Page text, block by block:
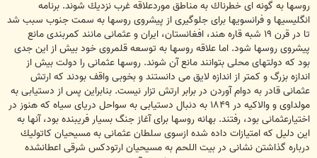
روسها به گونه اى خطرناك به مناطق موردعلاقه غرب نزديك شوند. برنامه
انگليسيها و فرانسويها براى جلوگيرى از پيشروى روسها به سمت جنوب سبب شد
تا در قرن ۱۹ شبه قاره هند، افغانستان، ايران و عثمانى مانند كمربندى مانع
پيشروى روسها شود. اما علاقه روسها به توسعه قلمروى خود بيش از اين جدى
بود كه دولتهاى محلى بتوانند مانع آن شوند. روسها عثمانى را دولت بيش از
اندازه بزرگ و كمتر از اندازه لايق مى دانستند و بخوبى واقف بودند كه ارتش
عثمانى قادر به دوام آوردن در برابر ارتش تزار نيست. بنابراين پس از دستيابى به
مولداوى و والاكيه در ۱۸۴۹ به دنبال دستيابى به سواحل درياى سياه كه هنوز در
اختيارعثمانى بود، رفتند. بهانه روسها براى آغاز جنگ بسيار فريبنده بود، آنها به
اين دليل كه امتيازات داده شده ازسوى سلطان عثمانى به مسيحيان كاتوليك
درباره گذاشتن نشانى در بيت اللحم به مسيحيان ارتودكس شرقى اعطانشده